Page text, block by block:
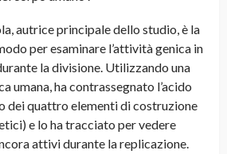
autrice principale dello studio, è la
per esaminare l’attività genica in
la divisione. Utilizzando una
umana, ha contrassegnato l’acido
dei quattro elementi di costruzione
e lo ha tracciato per vedere
attivi durante la replicazione.